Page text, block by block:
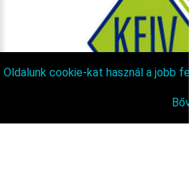
Oldalunk cookie-kat használ a jobb